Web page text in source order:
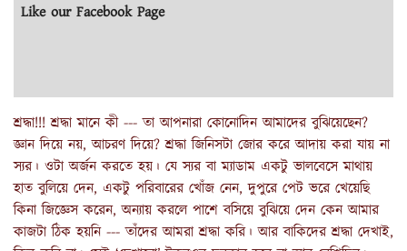
Like our Facebook Page
শ্রদ্ধা!!! শ্রদ্ধা মানে কী --- তা আপনারা কোনোদিন আমাদের বুঝিয়েছেন?
জ্ঞান দিয়ে নয়, আচরণ দিয়ে? শ্রদ্ধা জিনিসটা জোর করে আদায় করা যায় না
স্যর। ওটা অর্জন করতে হয়। যে স্যর বা ম্যাডাম একটু ভালবেসে মাথায়
হাত বুলিয়ে দেন, একটু পরিবারের খোঁজ নেন, দুপুরে পেট ভরে খেয়েছি
কিনা জিজ্ঞেস করেন, অন্যায় করলে পাশে বসিয়ে বুঝিয়ে দেন কেন আমার
কাজটা ঠিক হয়নি --- তাঁদের আমরা শ্রদ্ধা করি। আর বাকিদের শ্রদ্ধা দেখাই,